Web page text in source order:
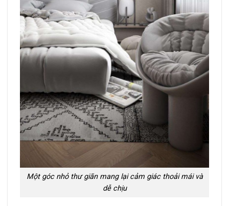
Một góc nhỏ thư giãn mang lại cảm giác thoải mái và
dễ chịu